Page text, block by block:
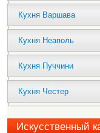
Кухня Варшава
Кухня Неаполь
Кухня Пуччини
Кухня Честер
Искусственный